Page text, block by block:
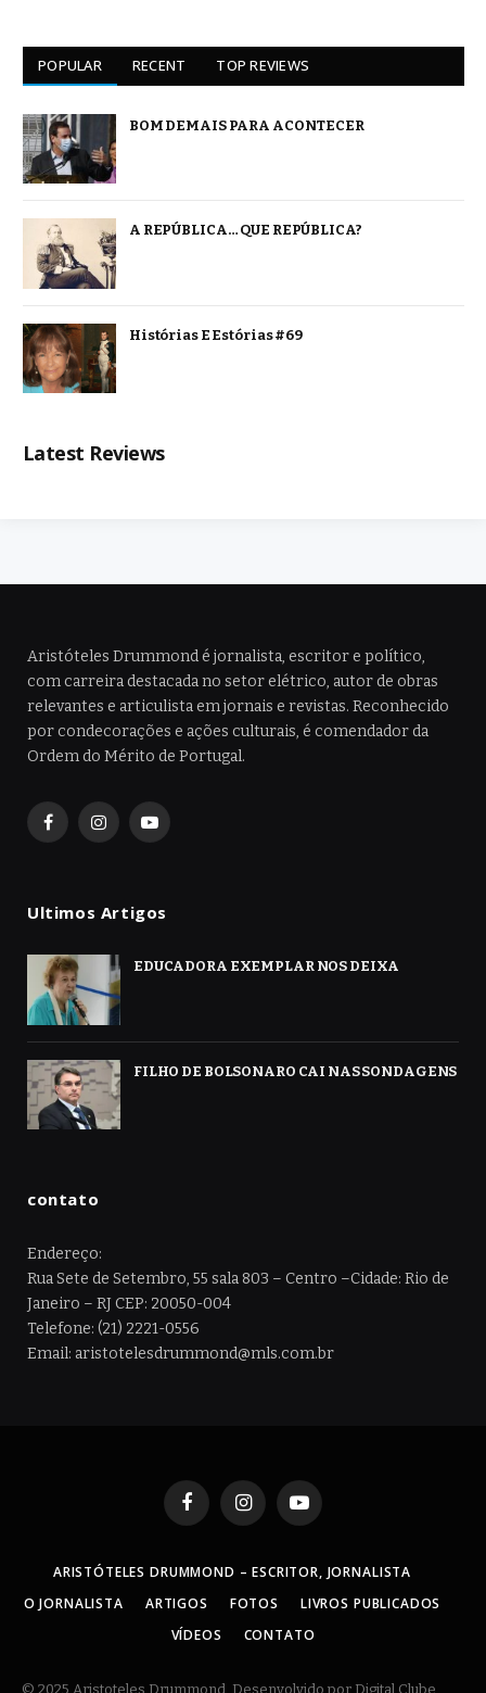
POPULAR RECENT TOP REVIEWS
BOM DEMAIS PARA ACONTECER
A REPÚBLICA… QUE REPÚBLICA?
Histórias E Estórias #69
Latest Reviews
Aristóteles Drummond é jornalista, escritor e político,
com carreira destacada no setor elétrico, autor de obras
relevantes e articulista em jornais e revistas. Reconhecido
por condecorações e ações culturais, é comendador da
Ordem do Mérito de Portugal.
FacebookInstagramYouTube
Ultimos Artigos
EDUCADORA EXEMPLAR NOS DEIXA
FILHO DE BOLSONARO CAI NAS SONDAGENS
contato
Endereço:
Rua Sete de Setembro, 55 sala 803 – Centro –Cidade: Rio de
Janeiro – RJ CEP: 20050-004
Telefone: (21) 2221-0556
Email: aristotelesdrummond@mls.com.br
FacebookInstagramYouTube
ARISTÓTELES DRUMMOND – ESCRITOR, JORNALISTA
O JORNALISTA
ARTIGOS FOTOS
LIVROS PUBLICADOS
VÍDEOS
CONTATO
© 2025 Aristoteles Drummond. Desenvolvido por Digital Clube